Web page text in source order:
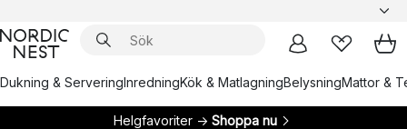
Dukning & ServeringInredningKök & MatlagningBelysningMattor &
Helgfavoriter → Shoppa nu